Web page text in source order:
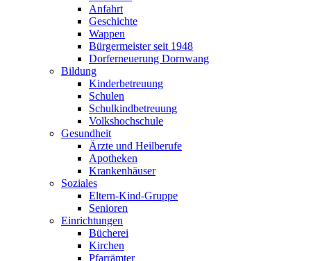
Anfahrt
Geschichte
Wappen
Bürgermeister seit 1948
Dorferneuerung Dornwang
Bildung
Kinderbetreuung
Schulen
Schulkindbetreuung
Volkshochschule
Gesundheit
Ärzte und Heilberufe
Apotheken
Krankenhäuser
Soziales
Eltern-Kind-Gruppe
Senioren
Einrichtungen
Bücherei
Kirchen
Pfarrämter